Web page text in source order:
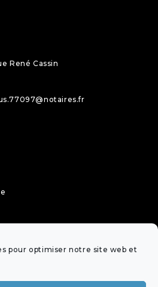
pour optimiser notre site web et
René Cassin